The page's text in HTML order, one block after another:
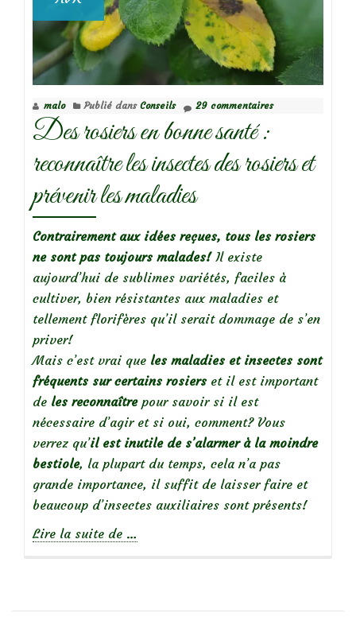
malo Publié dans Conseils 29 commentaires
Des rosiers en bonne santé :
reconnaître les insectes des rosiers et
prévenir les maladies
Contrairement aux idées reçues, tous les rosiers
ne sont pas toujours malades!Il existe
aujourd’hui de sublimes variétés, faciles à
cultiver, bien résistantes aux maladies et
tellement florifères qu’il serait dommage de s’en
priver!
Mais c’est vrai que les maladies et insectes sont
fréquents sur certains rosiers et il est important
de les reconnaîtrepour savoir si il est
nécessaire d’agir et si oui, comment? Vous
verrez qu’il est inutile de s’alarmer à la moindre
bestiole, la plupart du temps, cela n’a pas
grande importance, il suffit de laisser faire et
beaucoup d’insectes auxiliaires sont présents!
Lire la suite de
en
…